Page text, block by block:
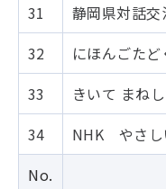
31
静岡県対話
32
にほんごたど
33
きいて まね
34
NHK やさし
No.